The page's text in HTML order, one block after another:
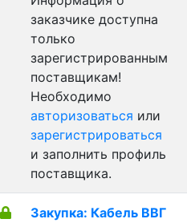
заказчике доступна
только
зарегистрированным
поставщикам!
Необходимо
авторизоваться или
зарегистрироваться
и заполнить профиль
поставщика.
Закупка: Кабель ВВГ